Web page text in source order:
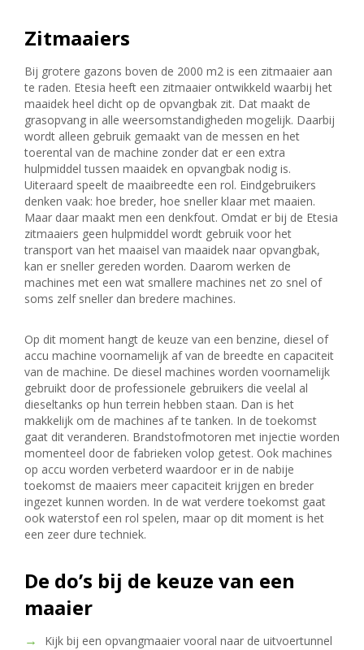
Zitmaaiers
Bij grotere gazons boven de 2000 m2 is een zitmaaier aan
te raden. Etesia heeft een zitmaaier ontwikkeld waarbij het
maaidek heel dicht op de opvangbak zit. Dat maakt de
grasopvang in alle weersomstandigheden mogelijk. Daarbij
wordt alleen gebruik gemaakt van de messen en het
toerental van de machine zonder dat er een extra
hulpmiddel tussen maaidek en opvangbak nodig is.
Uiteraard speelt de maaibreedte een rol. Eindgebruikers
denken vaak: hoe breder, hoe sneller klaar met maaien.
Maar daar maakt men een denkfout. Omdat er bij de Etesia
zitmaaiers geen hulpmiddel wordt gebruik voor het
transport van het maaisel van maaidek naar opvangbak,
kan er sneller gereden worden. Daarom werken de
machines met een wat smallere machines net zo snel of
soms zelf sneller dan bredere machines.
Op dit moment hangt de keuze van een benzine, diesel of
accu machine voornamelijk af van de breedte en capaciteit
van de machine. De diesel machines worden voornamelijk
gebruikt door de professionele gebruikers die veelal al
dieseltanks op hun terrein hebben staan. Dan is het
makkelijk om de machines af te tanken. In de toekomst
gaat dit veranderen. Brandstofmotoren met injectie worden
momenteel door de fabrieken volop getest. Ook machines
op accu worden verbeterd waardoor er in de nabije
toekomst de maaiers meer capaciteit krijgen en breder
ingezet kunnen worden. In de wat verdere toekomst gaat
ook waterstof een rol spelen, maar op dit moment is het
een zeer dure techniek.
De do’s bij de keuze van een
maaier
Kijk bij een opvangmaaier vooral naar de uitvoertunnel